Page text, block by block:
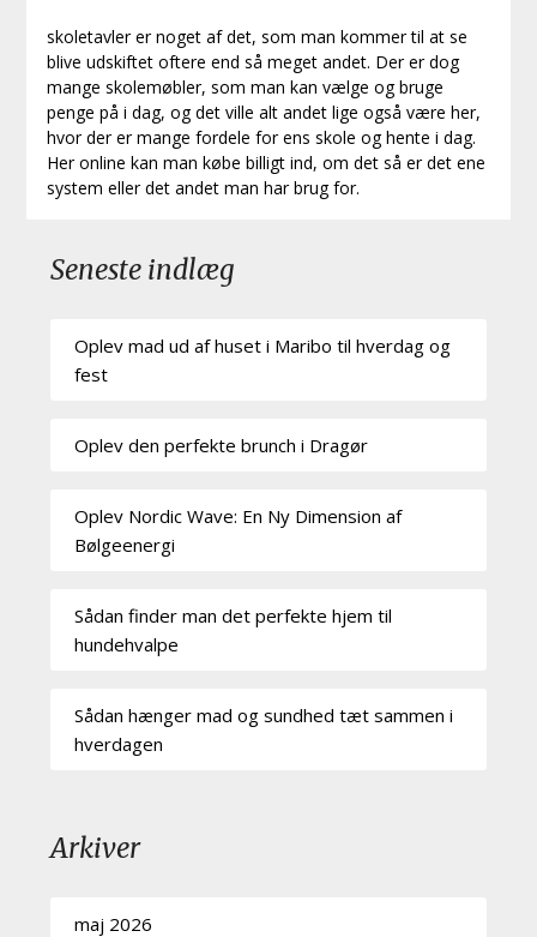
skoletavler er noget af det, som man kommer til at se
blive udskiftet oftere end så meget andet. Der er dog
mange skolemøbler, som man kan vælge og bruge
penge på i dag, og det ville alt andet lige også være her,
hvor der er mange fordele for ens skole og hente i dag.
Her online kan man købe billigt ind, om det så er det ene
system eller det andet man har brug for.
Seneste indlæg
Oplev mad ud af huset i Maribo til hverdag og
fest
Oplev den perfekte brunch i Dragør
Oplev Nordic Wave: En Ny Dimension af
Bølgeenergi
Sådan finder man det perfekte hjem til
hundehvalpe
Sådan hænger mad og sundhed tæt sammen i
hverdagen
Arkiver
maj 2026